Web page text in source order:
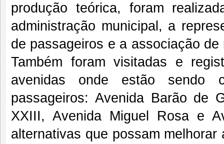
produção teórica, foram
administração municipal, a
de passageiros e a associação
Também foram visitadas e
avenidas onde estão sendo
passageiros: Avenida Barão de
XXIII, Avenida Miguel Rosa e
alternativas que possam